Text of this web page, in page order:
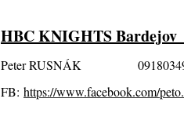
HBC KNIGHTS
Peter RUSNÁK
FB: https://www.facebook.com/